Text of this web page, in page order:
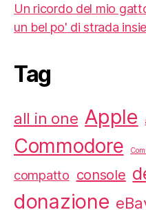
Un ricordo del mio
un bel po' di strada
Tag
all in one Apple
Commodore
compatto console
donazione